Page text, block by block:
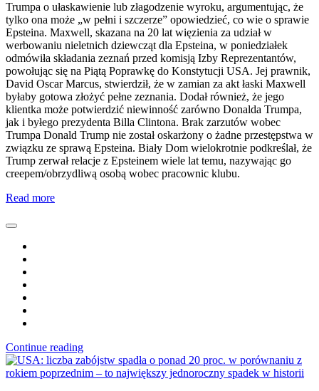
Trumpa o ułaskawienie lub złagodzenie wyroku, argumentując, że
tylko ona może „w pełni i szczerze” opowiedzieć, co wie o sprawie
Epsteina. Maxwell, skazana na 20 lat więzienia za udział w
werbowaniu nieletnich dziewcząt dla Epsteina, w poniedziałek
odmówiła składania zeznań przed komisją Izby Reprezentantów,
powołując się na Piątą Poprawkę do Konstytucji USA. Jej prawnik,
David Oscar Marcus, stwierdził, że w zamian za akt łaski Maxwell
byłaby gotowa złożyć pełne zeznania. Dodał również, że jego
klientka może potwierdzić niewinność zarówno Donalda Trumpa,
jak i byłego prezydenta Billa Clintona. Brak zarzutów wobec
Trumpa Donald Trump nie został oskarżony o żadne przestępstwa w
związku ze sprawą Epsteina. Biały Dom wielokrotnie podkreślał, że
Trump zerwał relacje z Epsteinem wiele lat temu, nazywając go
creepem/obrzydliwą osobą wobec pracownic klubu.
Read more
Continue reading